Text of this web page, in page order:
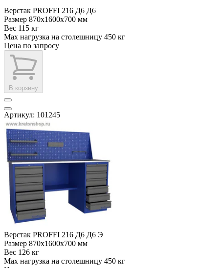
Верстак PROFFI 216 Д6 Д6
Размер 870x1600x700 мм
Вес 115 кг
Max нагрузка на столешницу 450 кг
Цена по запросу
В корзину
Артикул: 101245
Верстак PROFFI 216 Д6 Д6 Э
Размер 870x1600x700 мм
Вес 126 кг
Max нагрузка на столешницу 450 кг